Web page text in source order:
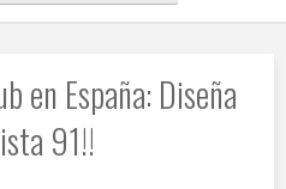
en España: Diseña
91!!